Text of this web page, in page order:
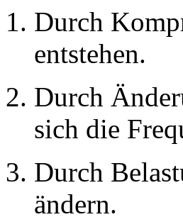
Durch
entstehen.
Durch
sich die
Durch
ändern.